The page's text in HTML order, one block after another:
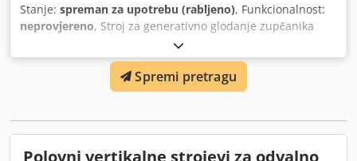
Stanje: spreman za upotrebu (rabljeno), Funkcionalnost:
neprovjereno, Stroj za generativno glodanje zupčanika
Celta model C4, promjer stola 480 mm, maksimalni
promjer obratka 550 mm, maksimalni modul 8, ukupna
snaga 9 kW, procijenjena masa 4500 kg. Dkjdszbzygjpfx Ah
Spremi pretragu
Polovni vertikalne strojevi za odvalno